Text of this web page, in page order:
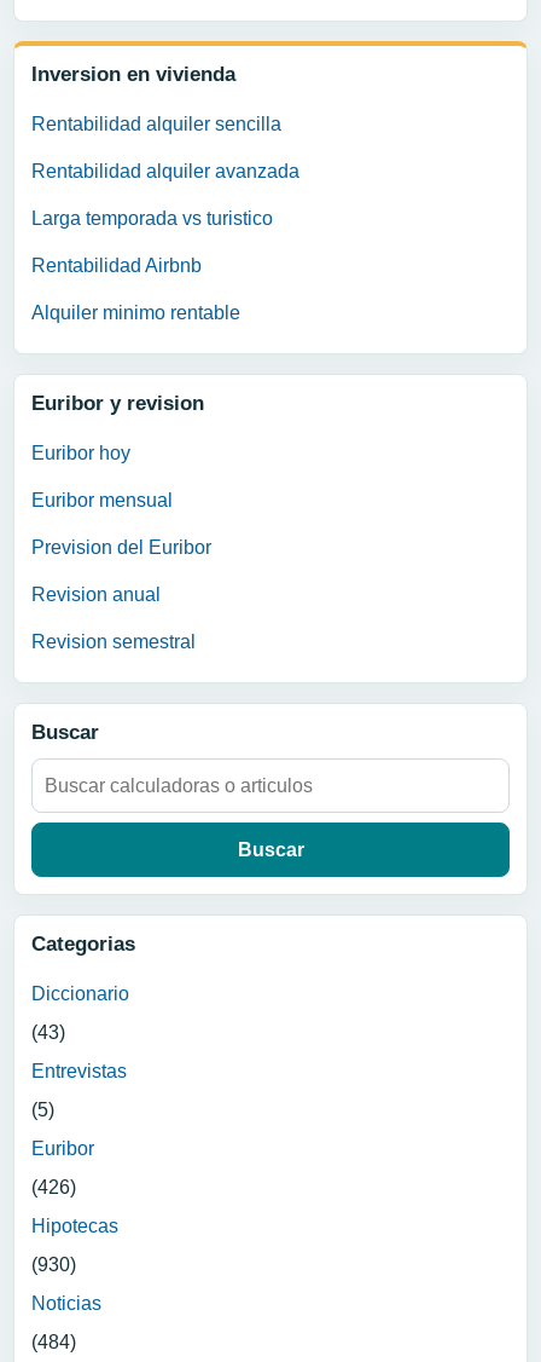
Inversion en vivienda
Rentabilidad alquiler sencilla
Rentabilidad alquiler avanzada
Larga temporada vs turistico
Rentabilidad Airbnb
Alquiler minimo rentable
Euribor y revision
Euribor hoy
Euribor mensual
Prevision del Euribor
Revision anual
Revision semestral
Buscar
Buscar:
Categorias
Diccionario
(43)
Entrevistas
(5)
Euribor
(426)
Hipotecas
(930)
Noticias
(484)